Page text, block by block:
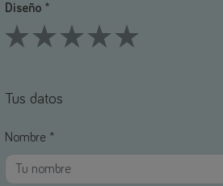
Diseño *
Tus datos
Nombre *